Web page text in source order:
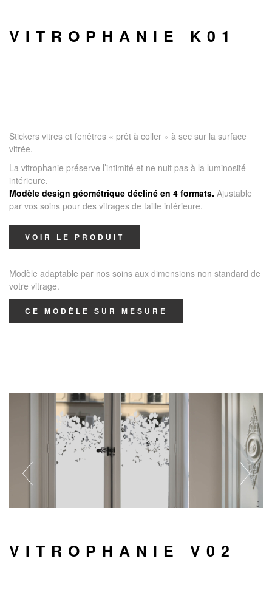
VITROPHANIE K01
Stickers vitres et fenêtres « prêt à coller » à sec sur la surface
vitrée.
La vitrophanie préserve l’intimité et ne nuit pas à la luminosité
intérieure.
Modèle design géométrique décliné en 4 formats. Ajustable
par vos soins pour des vitrages de taille inférieure.
VOIR LE PRODUIT
Modèle adaptable par nos soins aux dimensions non standard de
votre vitrage.
CE MODÈLE SUR MESURE
VITROPHANIE V02